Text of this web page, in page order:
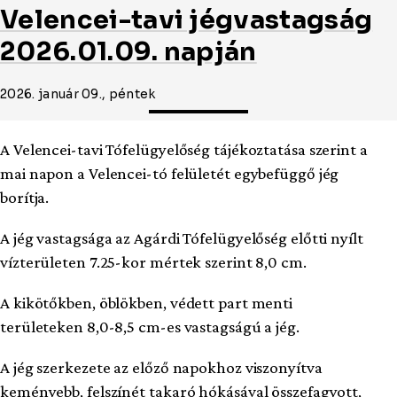
Velencei-tavi jégvastagság
2026.01.09. napján
2026. január 09., péntek
A Velencei-tavi Tófelügyelőség tájékoztatása szerint a
mai napon a Velencei-tó felületét egybefüggő jég
borítja.
A jég vastagsága az Agárdi Tófelügyelőség előtti nyílt
vízterületen 7.25-kor mértek szerint 8,0 cm.
A kikötőkben, öblökben, védett part menti
területeken 8,0-8,5 cm-es vastagságú a jég.
A jég szerkezete az előző napokhoz viszonyítva
keményebb, felszínét takaró hókásával összefagyott,